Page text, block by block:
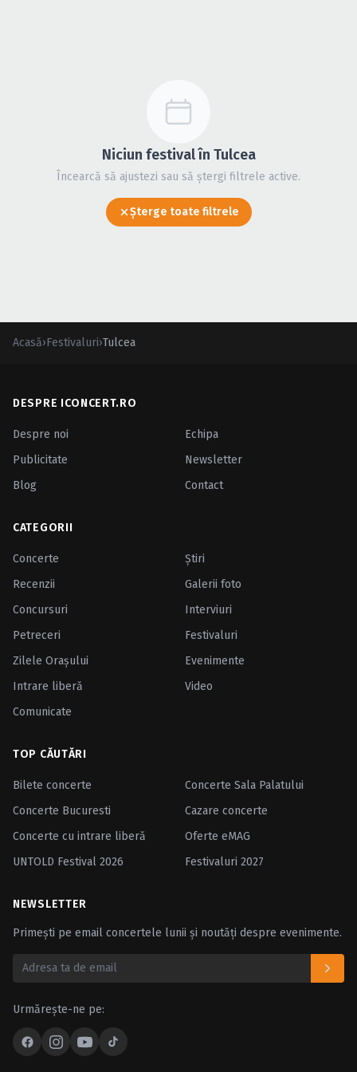
Niciun festival în Tulcea
Încearcă să ajustezi sau să ștergi filtrele active.
Șterge toate filtrele
Acasă›Festivaluri›Tulcea
DESPRE ICONCERT.RO
Despre noi
Echipa
Publicitate
Newsletter
Blog
Contact
CATEGORII
Concerte
Ştiri
Recenzii
Galerii foto
Concursuri
Interviuri
Petreceri
Festivaluri
Zilele Oraşului
Evenimente
Intrare liberă
Video
Comunicate
TOP CĂUTĂRI
Bilete concerte
Concerte Sala Palatului
Concerte Bucuresti
Cazare concerte
Concerte cu intrare liberă
Oferte eMAG
UNTOLD Festival 2026
Festivaluri 2027
NEWSLETTER
Primești pe email concertele lunii și noutăți despre evenimente.
Urmărește-ne pe: